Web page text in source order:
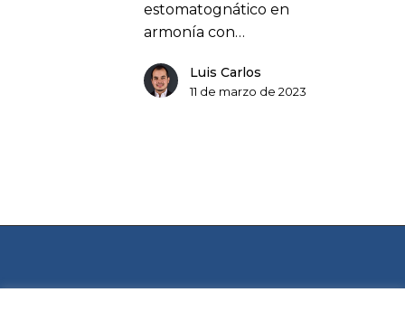
estomatognático en
armonía con…
Luis Carlos
11 de marzo de 2023